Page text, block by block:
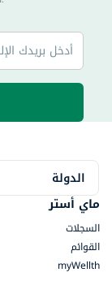
الدولة
ماي أستر
السجلات
القوائم
myWellth